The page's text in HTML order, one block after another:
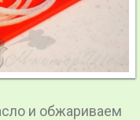
и обжариваем